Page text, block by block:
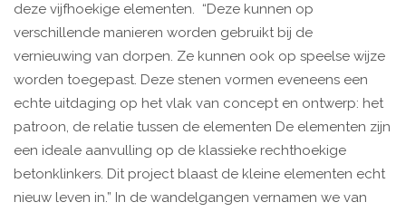
deze vijfhoekige elementen. “Deze kunnen op
verschillende manieren worden gebruikt bij de
vernieuwing van dorpen. Ze kunnen ook op speelse wijze
worden toegepast. Deze stenen vormen eveneens een
echte uitdaging op het vlak van concept en ontwerp: het
patroon, de relatie tussen de elementen De elementen zijn
een ideale aanvulling op de klassieke rechthoekige
betonklinkers. Dit project blaast de kleine elementen echt
nieuw leven in.” In de wandelgangen vernamen we van